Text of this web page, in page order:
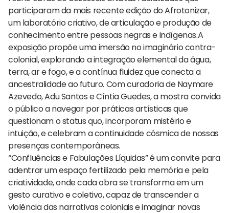
participaram da mais recente edição do Afrotonizar,
um laboratório criativo, de articulação e produção de
conhecimento entre pessoas negras e indígenas.A
exposição propõe uma imersão no imaginário contra-
colonial, explorando a integração elemental da água,
terra, ar e fogo, e a contínua fluidez que conecta a
ancestralidade ao futuro. Com curadoria de Naymare
Azevedo, Adu Santos e Cíntia Guedes, a mostra convida
o público a navegar por práticas artísticas que
questionam o status quo, incorporam mistério e
intuição, e celebram a continuidade cósmica de nossas
presenças contemporâneas.
“Confluências e Fabulações Líquidas” é um convite para
adentrar um espaço fertilizado pela memória e pela
criatividade, onde cada obra se transforma em um
gesto curativo e coletivo, capaz de transcender a
violência das narrativas coloniais e imaginar novas